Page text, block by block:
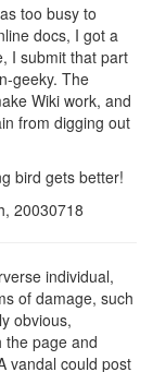
too busy to
docs, I got a
I submit that part
geeky. The
Wiki work, and
from digging out
bird gets better!
20030718
individual,
of damage, such
obvious,
the page and
vandal could post